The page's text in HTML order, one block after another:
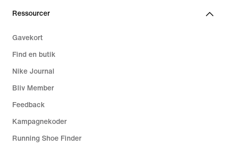
Ressourcer
Gavekort
Find en butik
Nike Journal
Bliv Member
Feedback
Kampagnekoder
Running Shoe Finder